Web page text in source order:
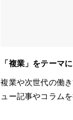
「複業」をテーマ
複業や次世代の働
ュー記事やコラム